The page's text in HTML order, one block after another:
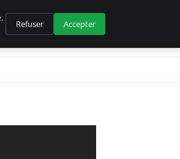
Refuser Accepter